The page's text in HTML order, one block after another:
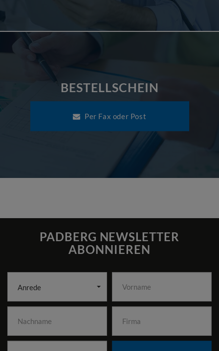
BESTELLSCHEIN
Per Fax oder Post
PADBERG NEWSLETTER
ABONNIEREN
Anrede